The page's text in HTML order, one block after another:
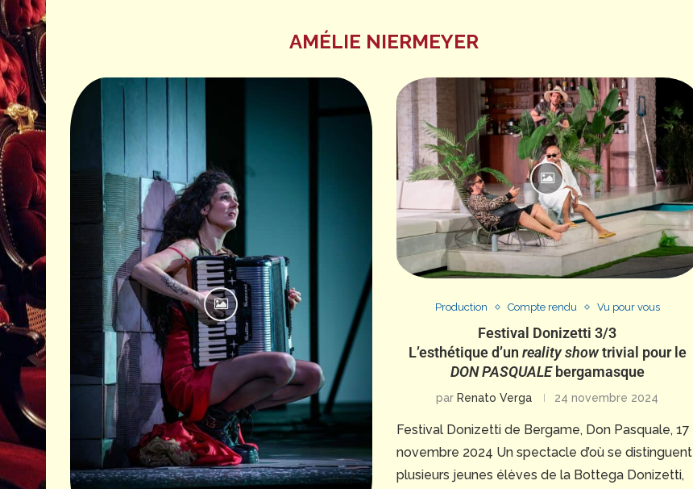
AMÉLIE NIERMEYER
Production Compte rendu Vu pour vous
Festival Donizetti 3/3
L’esthétique d’un reality showtrivial pour le
DON PASQUALEbergamasque
par Renato Verga 24 novembre 2024
Festival Donizetti de Bergame, Don Pasquale, 17
novembre 2024 Un spectacle d’où se distinguent
plusieurs jeunes élèves de la Bottega Donizetti,